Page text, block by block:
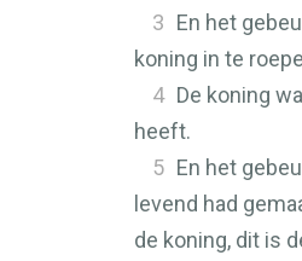
3 En het
koning in te
4 De koning
heeft.
5 En het
levend had
de koning, dit is